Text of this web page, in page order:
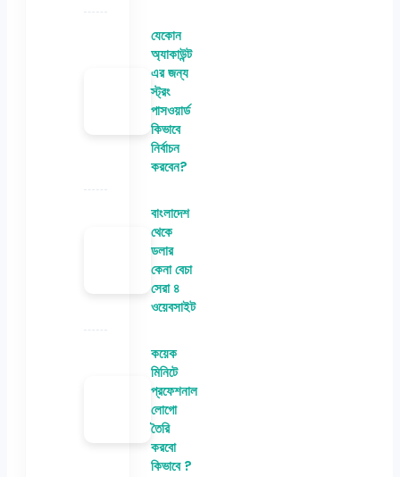
যেকোন
অ্যাকাউন্ট
এর জন্য
স্ট্রং
পাসওয়ার্ড
কিভাবে
নির্বাচন
করবেন?
বাংলাদেশ
থেকে
ডলার
কেনা বেচা
সেরা ৪
ওয়েবসাইট
কয়েক
মিনিটে
প্রফেশনাল
লোগো
তৈরি
করবো
কিভাবে ?